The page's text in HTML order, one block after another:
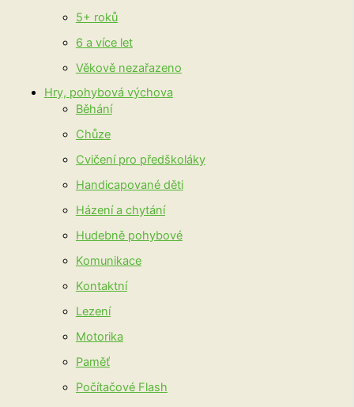
5+ roků
6 a více let
Věkově nezařazeno
Hry, pohybová výchova
Běhání
Chůze
Cvičení pro předškoláky
Handicapované děti
Házení a chytání
Hudebně pohybové
Komunikace
Kontaktní
Lezení
Motorika
Paměť
Počítačové Flash